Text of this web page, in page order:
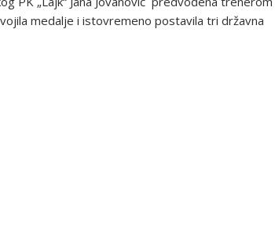
medalje i istovremeno postavila tri državna